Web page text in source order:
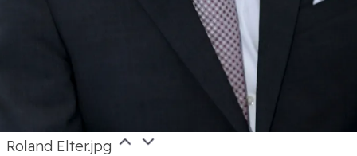
Roland Elter.jpg